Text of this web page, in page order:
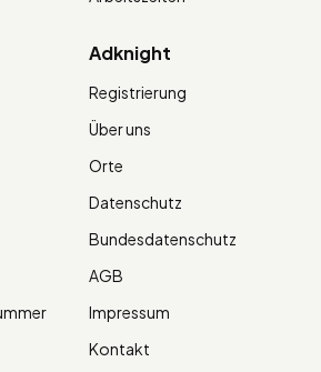
Adknight
Registrierung
Über uns
Orte
Datenschutz
Bundesdatenschutz
AGB
Impressum
Kontakt